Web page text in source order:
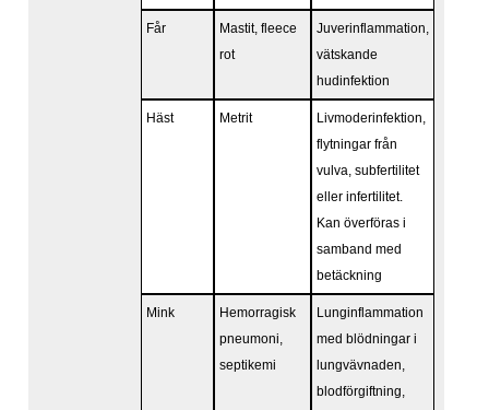
Får
Mastit, fleece
rot
Juverinflammation,
vätskande
hudinfektion
Häst Metrit
Livmoderinfektion,
flytningar från
vulva, subfertilitet
eller infertilitet.
Kan överföras i
samband med
betäckning
Mink
Hemorragisk
pneumoni,
septikemi
Lunginflammation
med blödningar i
lungvävnaden,
blodförgiftning,